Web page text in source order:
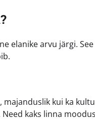
elanike arvu järgi.
kui ka
kaks linna